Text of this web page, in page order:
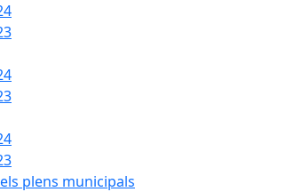
plens municipals